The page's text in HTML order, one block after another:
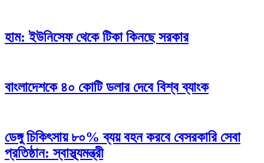
হাম: ইউনিসেফ থেকে টিকা কিনছে সরকার
বাংলাদেশকে ৪০ কোটি ডলার দেবে বিশ্ব ব্যাংক
ডেঙ্গু চিকিৎসায় ৮০% ব্যয় বহন করবে বেসরকারি সেবা
প্রতিষ্ঠান: স্বাস্থ্যমন্ত্রী